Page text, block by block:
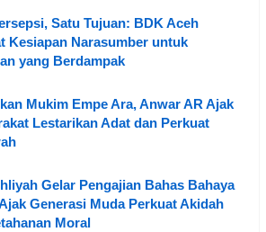
Satu Tujuan: BDK Aceh
Kesiapan Narasumber untuk
yang Berdampak
Mukim Empe Ara, Anwar AR Ajak
Lestarikan Adat dan Perkuat
Gelar Pengajian Bahas Bahaya
Generasi Muda Perkuat Akidah
Moral